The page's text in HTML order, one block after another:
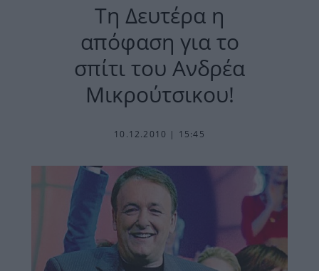
Τη Δευτέρα η
απόφαση για το
σπίτι του Ανδρέα
Μικρούτσικου!
10.12.2010 | 15:45